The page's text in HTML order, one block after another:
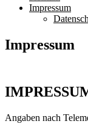
Impressum
Impressum
Angaben nach